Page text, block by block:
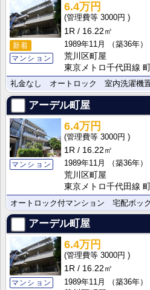
新着
マンション
6.4万円
3000円
1R
16.22㎡
1989年11月
（築36年）
荒川区町屋
東京メトロ千代田線
礼金なし オートロック 室内洗濯機
アーデル町屋
マンション
6.4万円
3000円
1R
16.22㎡
1989年11月
（築36年）
荒川区町屋
東京メトロ千代田線
オートロック付マンション 宅配ボッ
アーデル町屋
マンション
6.4万円
3000円
1R
16.22㎡
1989年11月
（築36年）